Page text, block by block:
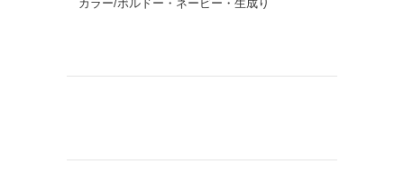
カラー/ボルドー・ネービー・生成り